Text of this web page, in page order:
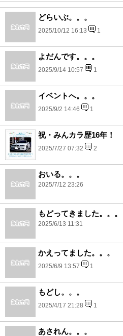
どらいぶ。。。
2025/10/12 16:13 1
よだんです。。。
2025/9/14 10:57 1
イベントへ。。。
2025/9/2 14:46 1
祝・みんカラ歴16年！
2025/7/27 07:32 2
おいる。。。
2025/7/12 23:26
もどってきました。。。
2025/6/13 11:31
かえってました。。。
2025/6/9 13:57 1
もどし。。。
2025/4/17 21:28 1
あされん。。。